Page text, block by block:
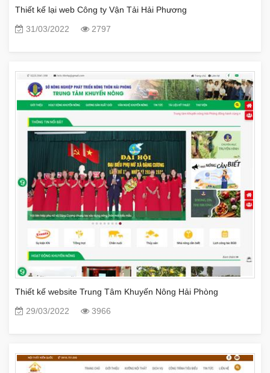
Thiết kế lại web Công ty Vận Tải Hải Phương
31/03/2022
2797
Thiết kế website Trung Tâm Khuyến Nông Hải Phòng
29/03/2022
3966